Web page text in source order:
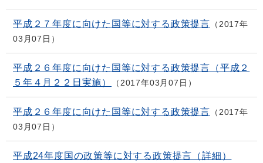
平成２７年度に向けた国等に対する政策提言
2017年
03月07日
平成２６年度に向けた国等に対する政策提言（平成２
５年４月２２日実施）
2017年03月07日
平成２６年度に向けた国等に対する政策提言
2017年
03月07日
平成24年度国の政策等に対する政策提言（詳細）